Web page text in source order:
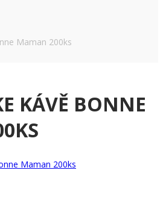
Maman 200ks
KÁVĚ BONNE